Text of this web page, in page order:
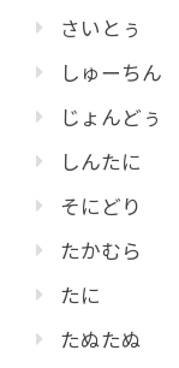
さいとぅ
しゅーちん
じょんどぅ
しんたに
そにどり
たかむら
たに
たぬたぬ